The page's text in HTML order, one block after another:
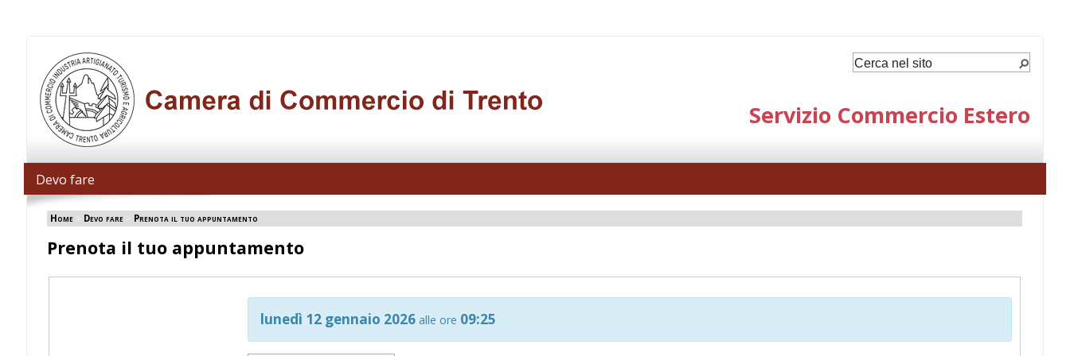
Servizio Commercio Estero
Devo fare
Home > Devo fare > Prenota il tuo appuntamento
Prenota il tuo appuntamento
lunedì 12 gennaio 2026alle ore 09:25